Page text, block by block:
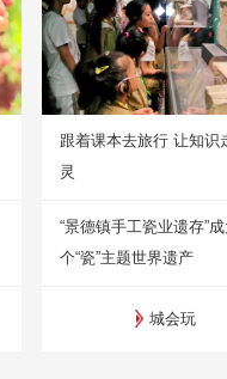
跟着课本去旅行 让知识
灵
“景德镇手工瓷业遗存”
个“瓷”主题世界遗产
城会玩